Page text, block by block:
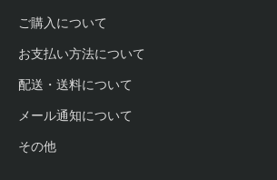
ご購入について
お支払い方法について
配送・送料について
メール通知について
その他